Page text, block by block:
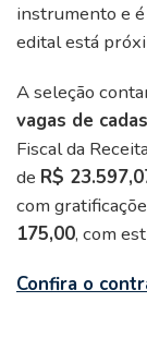
instrumento e é
edital está
A seleção
vagas de
Fiscal da
de R$
com
175,00, com
Confira o